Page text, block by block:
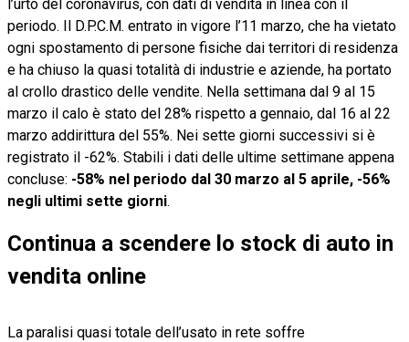
l’urto del coronavirus, con dati di vendita in linea con il
periodo. Il D.P.C.M. entrato in vigore l’11 marzo, che ha vietato
ogni spostamento di persone fisiche dai territori di residenza
e ha chiuso la quasi totalità di industrie e aziende, ha portato
al crollo drastico delle vendite. Nella settimana dal 9 al 15
marzo il calo è stato del 28% rispetto a gennaio, dal 16 al 22
marzo addirittura del 55%. Nei sette giorni successivi si è
registrato il -62%. Stabili i dati delle ultime settimane appena
concluse: -58% nel periodo dal 30 marzo al 5 aprile, -56%
negli ultimi sette giorni.
Continua a scendere lo stock di auto in
vendita online
La paralisi quasi totale dell’usato in rete soffre